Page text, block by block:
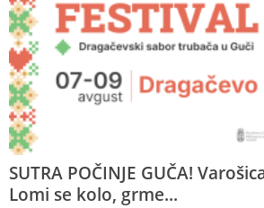
SUTRA POČINJE GUČA!
Lomi se kolo, grme...